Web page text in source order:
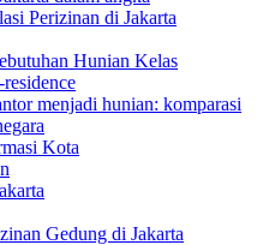
Perizinan di Jakarta
Hunian Kelas
menjadi hunian: komparasi
Kota
Gedung di Jakarta